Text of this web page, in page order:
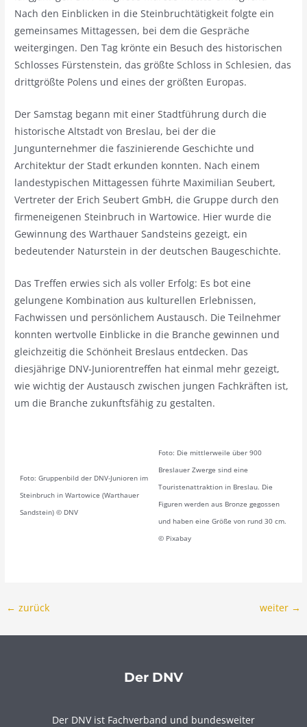
Nach den Einblicken in die Steinbruchtätigkeit folgte ein
gemeinsames Mittagessen, bei dem die Gespräche
weitergingen. Den Tag krönte ein Besuch des historischen
Schlosses Fürstenstein, das größte Schloss in Schlesien, das
drittgrößte Polens und eines der größten Europas.
Der Samstag begann mit einer Stadtführung durch die
historische Altstadt von Breslau, bei der die
Jungunternehmer die faszinierende Geschichte und
Architektur der Stadt erkunden konnten. Nach einem
landestypischen Mittagessen führte Maximilian Seubert,
Vertreter der Erich Seubert GmbH, die Gruppe durch den
firmeneigenen Steinbruch in Wartowice. Hier wurde die
Gewinnung des Warthauer Sandsteins gezeigt, ein
bedeutender Naturstein in der deutschen Baugeschichte.
Das Treffen erwies sich als voller Erfolg: Es bot eine
gelungene Kombination aus kulturellen Erlebnissen,
Fachwissen und persönlichem Austausch. Die Teilnehmer
konnten wertvolle Einblicke in die Branche gewinnen und
gleichzeitig die Schönheit Breslaus entdecken. Das
diesjährige DNV-Juniorentreffen hat einmal mehr gezeigt,
wie wichtig der Austausch zwischen jungen Fachkräften ist,
um die Branche zukunftsfähig zu gestalten.
Foto: Gruppenbild der DNV-Junioren im
Steinbruch in Wartowice (Warthauer
Sandstein) © DNV
Foto: Die mittlerweile über 900
Breslauer Zwerge sind eine
Touristenattraktion in Breslau. Die
Figuren werden aus Bronze gegossen
und haben eine Größe von rund 30 cm.
© Pixabay
← zurück weiter →
Der DNV
Der DNV ist Fachverband und bundesweiter